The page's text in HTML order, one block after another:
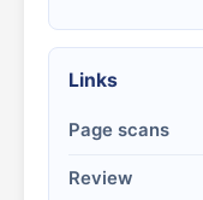
Links
Page scans
Review